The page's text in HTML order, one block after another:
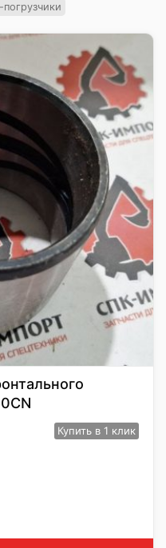
Купить в 1 клик